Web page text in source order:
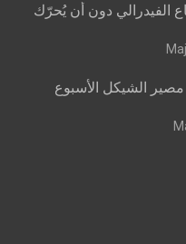
الفيدرالي دون أن يُحرّك
مصير الشيكل الأسبوع